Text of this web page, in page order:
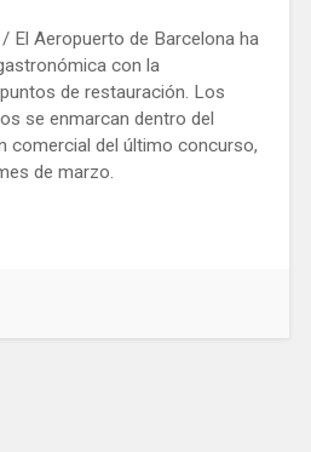
El Aeropuerto de Barcelona ha
con la
de restauración. Los
se enmarcan dentro del
comercial del último concurso,
de marzo.